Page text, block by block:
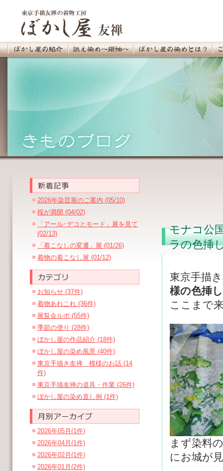
2026年染芸展のご案内 (05/10)
桜が満開 (04/02)
「アール･デコとモード」展を見て
(02/13)
「着こなしの変遷」展 (01/26)
着物の着こなし展 (01/12)
お知らせ (37件)
着物あれこれ (36件)
展覧会ルポ (55件)
季節の便り (28件)
ぼかし屋の作品紹介 (18件)
ぼかし屋の染め風景 (40件)
東京手描き友禅 模様のお話 (14
件)
東京手描友禅の道具・作業 (26件)
ぼかし屋の染め直し例 (1件)
2026年05月(1件)
2026年04月(1件)
2026年02月(1件)
2026年01月(2件)
モナコ公
ラの色挿
東京手描
様の色挿し
ここまで
まず染料
にお城が